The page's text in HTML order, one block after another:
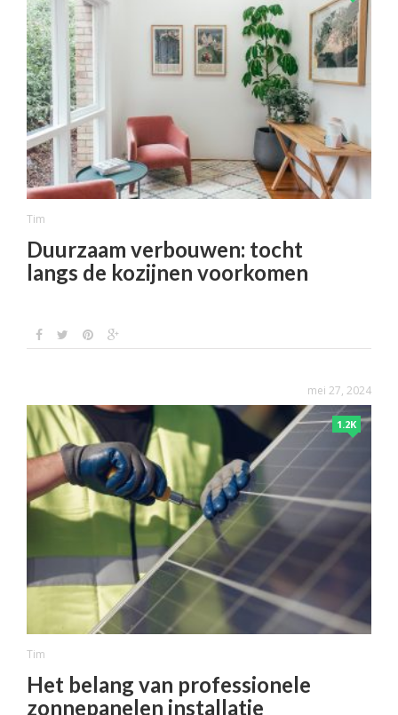
Tim
Duurzaam verbouwen: tocht
langs de kozijnen voorkomen
mei 27, 2024
1.2K
Tim
Het belang van professionele
zonnepanelen installatie